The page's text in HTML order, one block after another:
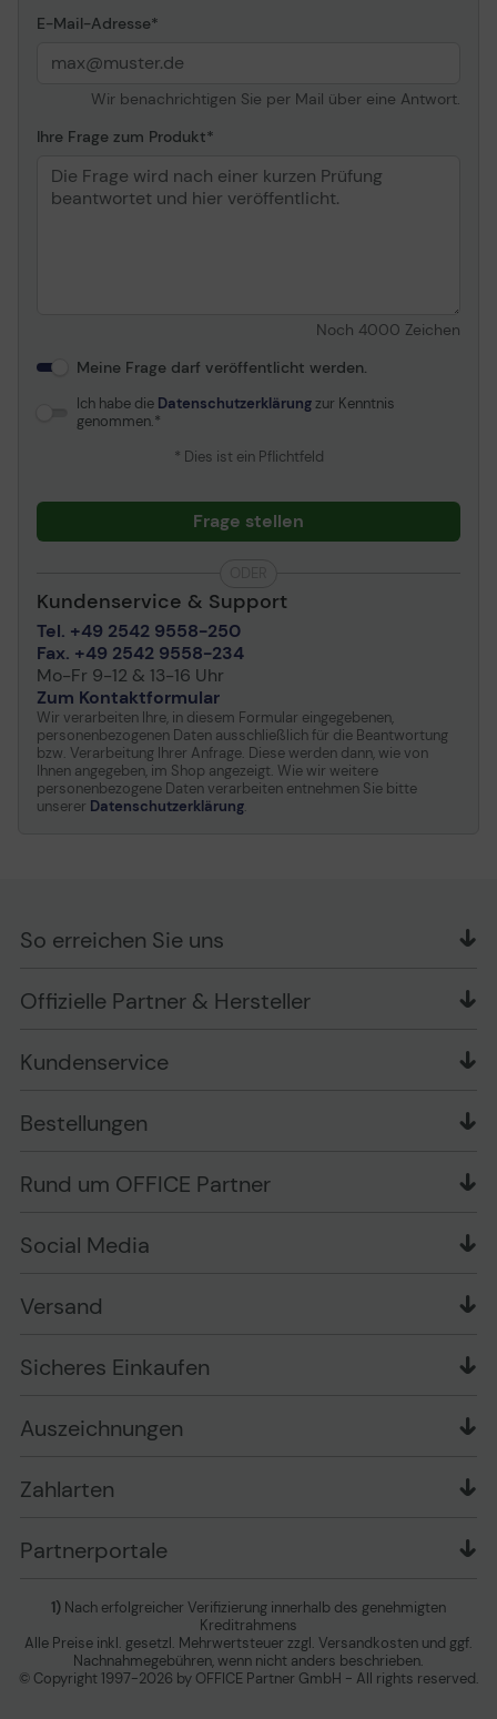
E-Mail-Adresse
Wir benachrichtigen Sie per Mail über eine Antwort.
Ihre Frage zum Produkt
Noch 4000 Zeichen
Meine Frage darf veröffentlicht werden.
Ich habe die Datenschutzerklärungzur Kenntnis
genommen.
* Dies ist ein Pflichtfeld
Frage stellen
Kundenservice & Support
Tel. +49 2542 9558-250
Fax. +49 2542 9558-234
Mo-Fr 9-12 & 13-16 Uhr
Zum Kontaktformular
Wir verarbeiten Ihre, in diesem Formular eingegebenen,
personenbezogenen Daten ausschließlich für die Beantwortung
bzw. Verarbeitung Ihrer Anfrage. Diese werden dann, wie von
Ihnen angegeben, im Shop angezeigt. Wie wir weitere
personenbezogene Daten verarbeiten entnehmen Sie bitte
unserer Datenschutzerklärung.
Offizielle Partner & Hersteller
Kundenservice
Bewertungsrichtlinien
Wissen mit OP
Markenshops
Garantiearten
Information zur Entsorgung von Batterien und
Vertrag widerrufen
Bestellungen
Versand im Namen Dritter
Muster-Widerrufsformular
Versandinformationen
Sicheres Einkaufen
AGB
Rund um OFFICE Partner
Stellenangebote
Playox.de
Presse
Impressum
Zu den Barrierefreiheitseinstellungen
Erklärung zur Barrierefreiheit
So erreichen Sie uns
Schlesierring 35
Telefon: +49 (0) 2542 / 9558250
Ansprechpartner bei fehlerhafter Ware und Schäden
Social Media
Versand
Sicheres Einkaufen
Auszeichnungen
Zahlarten
Partnerportale
1) Nach erfolgreicher Verifizierung innerhalb des genehmigten
Kreditrahmens
Alle Preise inkl. gesetzl. Mehrwertsteuer zzgl. Versandkosten und ggf.
Nachnahmegebühren, wenn nicht anders beschrieben.
© Copyright 1997-2026 by OFFICE Partner GmbH - All rights reserved.